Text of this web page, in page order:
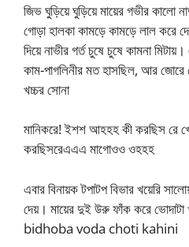
জিভ ঘুড়িয়ে ঘুড়িয়ে মায়ের গভীর কালো
গোড়া হালকা কামড়ে কামড়ে লাল করে
দিয়ে নাভীর গর্ত চুষে চুষে কামনা
কাম-পাগলিনীর মত হাসছিল, আর
খচ্চর সোনা
মানিকরে! ইশশ আহহহ কী করছিস
করছিসরেএএএ মাগোওও ওহহহ
এবার বিনায়ক টপাটপ বিভার খয়েরি
দেয়। মায়ের দুই উরু ফাঁক করে ভোদাটা
bidhoba voda choti kahini